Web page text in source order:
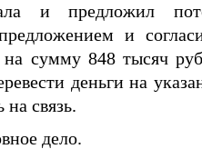
и предложил
предложением и
сумму 848 тысяч
деньги на
на связь.
дело.